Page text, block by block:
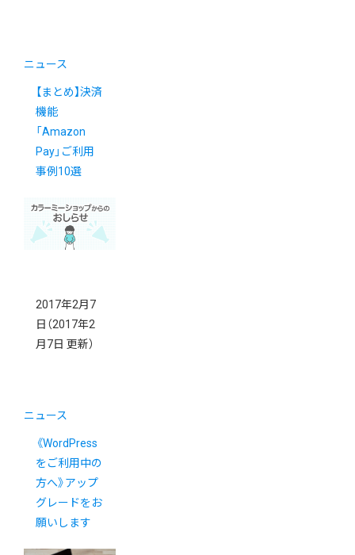
ニュース
【まとめ】決済
機能
「Amazon
Pay」ご利用
事例10選
2017年2月7
日 （2017年2
月7日 更新）
ニュース
《WordPress
をご利用中の
方へ》アップ
グレードをお
願いします